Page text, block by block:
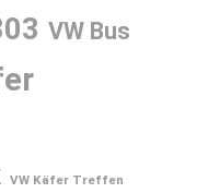
VW Bus
VW Käfer Treffen